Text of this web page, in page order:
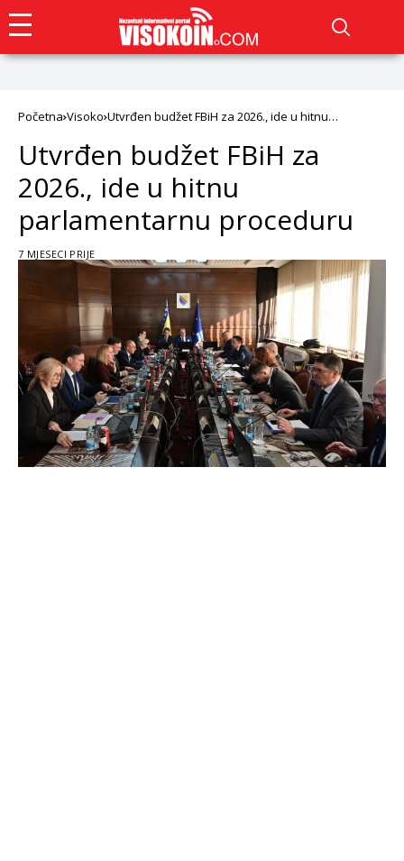
Početna Visoko Utvrđen budžet FBiH za 2026., ide u hitnu
Utvrđen budžet FBiH za
2026., ide u hitnu
parlamentarnu proceduru
7 MJESECI PRIJE